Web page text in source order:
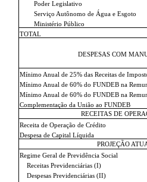
Poder Legislativo
Serviço Autônomo de Água e Esgoto
Ministério Público
TOTAL
DESPESAS COM
Mínimo Anual de 25% das Receitas de
Mínimo Anual de 60% do FUNDEB na
Mínimo Anual de 60% do FUNDEB na
Complementação da União ao FUNDEB
RECEITAS DE
Receita de Operação de Crédito
Despesa de Capital Líquida
PROJEÇÃO
Regime Geral de Previdência Social
Receitas Previdenciárias (I)
Despesas Previdenciárias (II)